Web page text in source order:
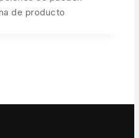
de producto